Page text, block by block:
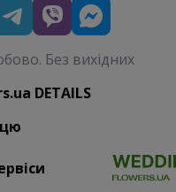
Без вихідних
DETAILS